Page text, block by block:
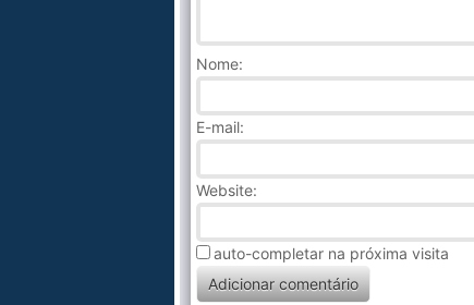
Nome:
E-mail:
Website:
auto-completar na próxima visita